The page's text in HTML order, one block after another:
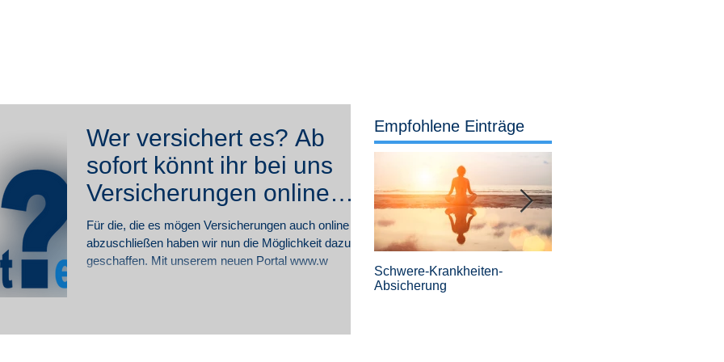
Wer versichert es? Ab
sofort könnt ihr bei uns
Versicherungen online
abschließen!
Für die, die es mögen Versicherungen auch online
abzuschließen haben wir nun die Möglichkeit dazu
geschaffen. Mit unserem neuen Portal www.w
Empfohlene Einträge
Schwere-Krankheiten-
Absicherung